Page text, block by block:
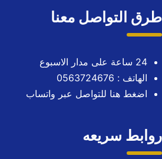
طرق التواصل معنا
24 ساعة على مدار الاسبوع
الهاتف : 0563724676
اضغط هنا للتواصل عبر واتساب
روابط سريعه